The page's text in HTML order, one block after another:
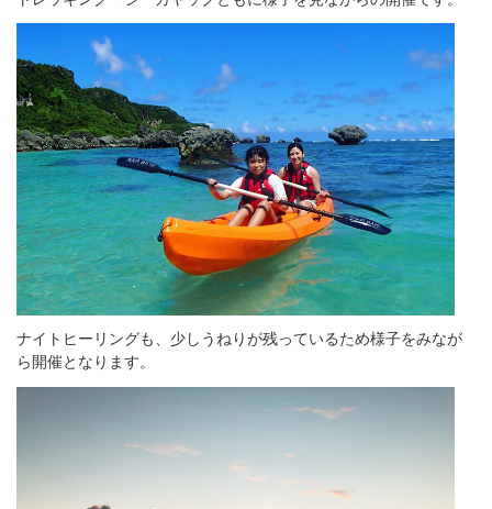
ナイトヒーリングも、少しうねりが残っているため様子をみなが
ら開催となります。